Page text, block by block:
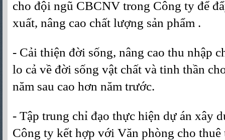
cho đội ngũ CBCNV trong Công ty để
xuất, nâng cao chất lượng sản phẩm .
- Cải thiện đời sống, nâng cao thu nhập
lo cả về đời sống vật chất và tinh thần
năm sau cao hơn năm trước.
- Tập trung chỉ đạo thực hiện dự án xây
Công ty kết hợp với Văn phòng cho